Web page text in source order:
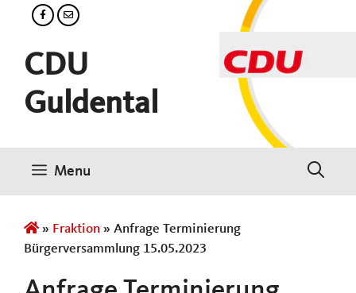
springen
CDU
Guldental
Menu
» Fraktion » Anfrage Terminierung
Bürgerversammlung 15.05.2023